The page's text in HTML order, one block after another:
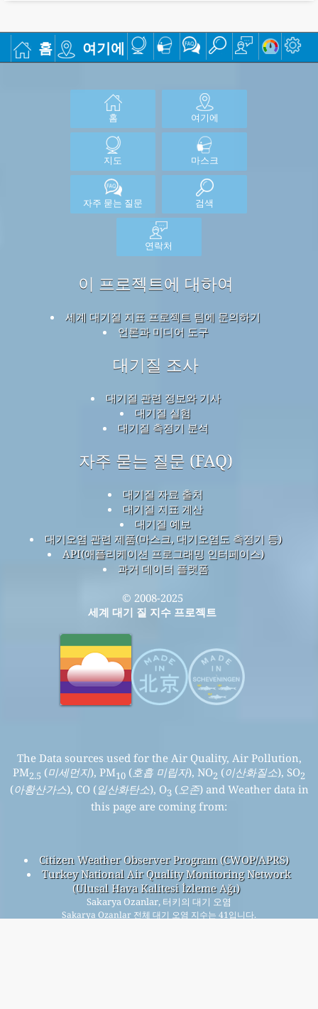
홈 여기에
홈 여기에
지도 마스크
자주 묻는 질문 검색
연락처
이 프로젝트에 대하여
세계 대기질 지표 프로젝트 팀에 문의하기
언론과 미디어 도구
대기질 조사
대기질 관련 정보와 기사
대기질 실험
대기질 측정기 분석
자주 묻는 질문 (FAQ)
대기질 자료 출처
대기질 지표 계산
대기질 예보
대기오염 관련 제품(마스크, 대기오염도 측정기 등)
API(애플리케이션 프로그래밍 인터페이스)
과거 데이터 플랫폼
© 2008-2025
세계 대기 질 지수 프로젝트
The Data sources used for the Air Quality, Air Pollution,
PM2.5 (미세먼지), PM10 (호흡 미립자), NO2 (이산화질소), SO2
(아황산가스), CO (일산화탄소), O3 (오존) and Weather data in
this page are coming from:
Citizen Weather Observer Program (CWOP/APRS)
Turkey National Air Quality Monitoring Network
(Ulusal Hava Kalitesi İzleme Ağı)
Sakarya Ozanlar, 터키의 대기 오염
Sakarya Ozanlar 전체 대기 오염 지수는 41입니다.